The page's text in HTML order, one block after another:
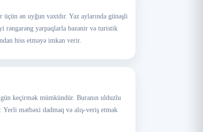
üçün ən uyğun vaxtdır. Yaz aylarında günəşli
rəngarəng yarpaqlarla bəzənir və turistik
hiss etməyə imkan verir.
keçirmək mümkündür. Buranın ulduzlu
mətbəxi dadmaq və alış-veriş etmək